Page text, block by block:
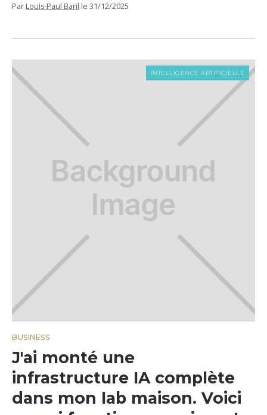
Par Louis-Paul Baril le 31/12/2025
INTELLIGENCE ARTIFICIELLE
BUSINESS
J'ai monté une
infrastructure IA complète
dans mon lab maison. Voici